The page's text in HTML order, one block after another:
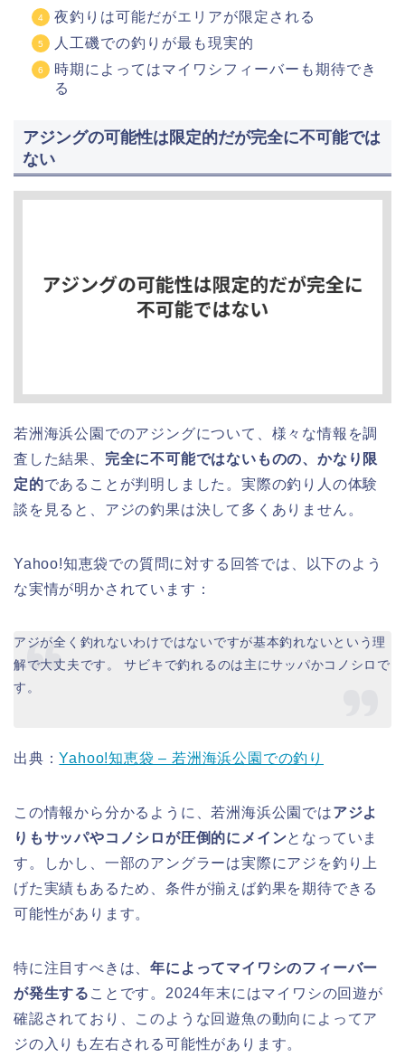
夜釣りは可能だがエリアが限定される
人工磯での釣りが最も現実的
時期によってはマイワシフィーバーも期待でき
る
アジングの可能性は限定的だが完全に不可能では
ない
若洲海浜公園でのアジングについて、様々な情報を調
査した結果、 完全に不可能ではないものの、かなり限
定的であることが判明しました。実際の釣り人の体験
談を見ると、アジの釣果は決して多くありません。
Yahoo!知恵袋での質問に対する回答では、以下のよう
な実情が明かされています：
アジが全く釣れないわけではないですが基本釣れないという理
解で大丈夫です。 サビキで釣れるのは主にサッパかコノシロで
す。
出典： Yahoo!知恵袋 – 若洲海浜公園での釣り
この情報から分かるように、若洲海浜公園ではアジよ
りもサッパやコノシロが圧倒的にメインとなっていま
す。しかし、一部のアングラーは実際にアジを釣り上
げた実績もあるため、条件が揃えば釣果を期待できる
可能性があります。
特に注目すべきは、年によってマイワシのフィーバー
が発生する ことです。2024年末にはマイワシの回遊が
確認されており、このような回遊魚の動向によってア
ジの入りも左右される可能性があります。